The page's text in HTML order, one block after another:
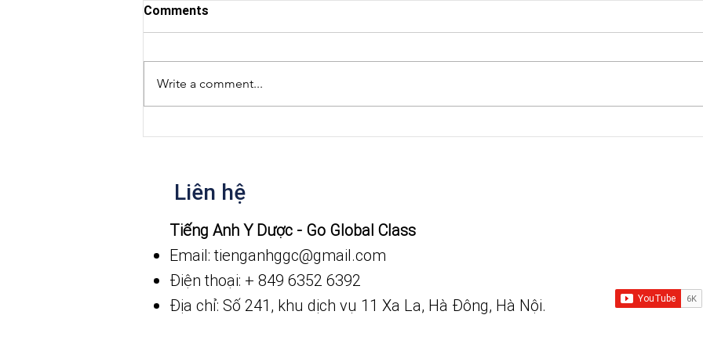
Comments
Write a comment...
Liên hệ
​Tiếng Anh Y Dược - Go Global Class
Email: tienganhggc@gmail.com
Điện thoại: + 849 6352 6392
Địa chỉ: Số 241, khu dịch vụ 11 Xa La, Hà Đông, Hà Nội.